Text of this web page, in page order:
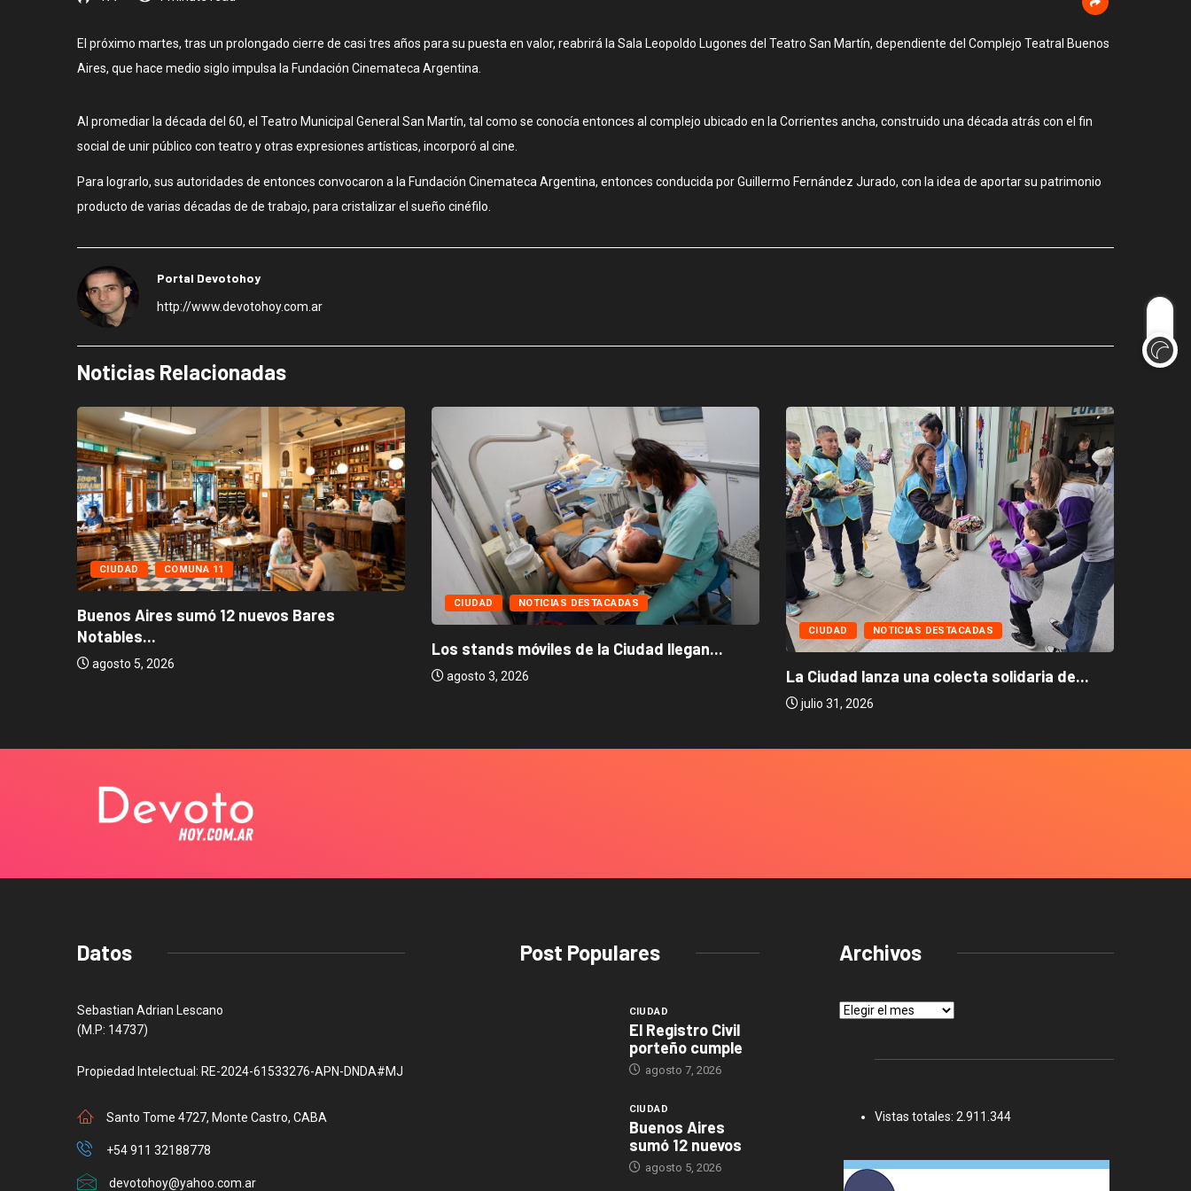
El próximo martes, tras un prolongado cierre de casi tres años para su puesta en valor, reabrirá la Sala Leopoldo Lugones del Teatro San Martín, dependiente del Complejo Teatral Buenos
Aires, que hace medio siglo impulsa la Fundación Cinemateca Argentina.
Al promediar la década del 60, el Teatro Municipal General San Martín, tal como se conocía entonces al complejo ubicado en la Corrientes ancha, construido una década atrás con el fin
social de unir público con teatro y otras expresiones artísticas, incorporó al cine.
Para lograrlo, sus autoridades de entonces convocaron a la Fundación Cinemateca Argentina, entonces conducida por Guillermo Fernández Jurado, con la idea de aportar su patrimonio
producto de varias décadas de de trabajo, para cristalizar el sueño cinéfilo.
Portal Devotohoy
http://www.devotohoy.com.ar
Noticias Relacionadas
CIUDAD COMUNA 11
Buenos Aires sumó 12 nuevos Bares
Notables...
agosto 5, 2026
CIUDAD NOTICIAS DESTACADAS
Los stands móviles de la Ciudad llegan...
agosto 3, 2026
CIUDAD NOTICIAS DESTACADAS
La Ciudad lanza una colecta solidaria de...
julio 31, 2026
Datos
Sebastian Adrian Lescano
(M.P: 14737)
Propiedad Intelectual: RE-2024-61533276-APN-DNDA#MJ
Santo Tome 4727, Monte Castro, CABA
+54 911 32188778
devotohoy@yahoo.com.ar
Post Populares
CIUDAD
El Registro Civil
porteño cumple
agosto 7, 2026
CIUDAD
Buenos Aires
sumó 12 nuevos
agosto 5, 2026
Archivos
Archivos
Vistas totales: 2.911.344